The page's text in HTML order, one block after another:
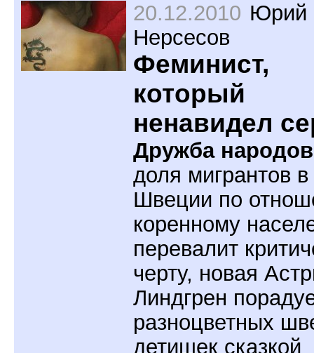
20.12.2010 Юрий
Нерсесов
Феминист,
который
ненавидел
Дружба
доля мигрантов в
Швеции по
коренному
перевалит
черту, новая
Линдгрен
разноцветных
детишек сказкой